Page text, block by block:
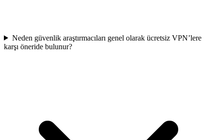
Neden güvenlik araştırmacıları genel olarak ücretsiz VPN’lere
karşı öneride bulunur?